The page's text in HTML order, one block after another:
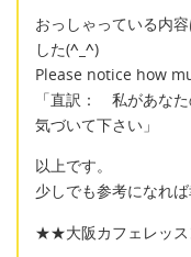
おっしゃっている内
した(^_^)
Please notice how
「直訳： 私があな
気づいて下さい」
以上です。
少しでも参考になれ
★★大阪カフェレッス